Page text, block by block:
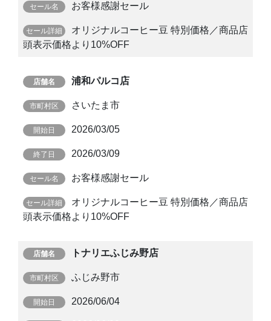
お客様感謝セール
オリジナルコーヒー豆 特別価格／商品店
頭表示価格より10%OFF
浦和パルコ店
さいたま市
2026/03/05
2026/03/09
お客様感謝セール
オリジナルコーヒー豆 特別価格／商品店
頭表示価格より10%OFF
トナリエふじみ野店
ふじみ野市
2026/06/04